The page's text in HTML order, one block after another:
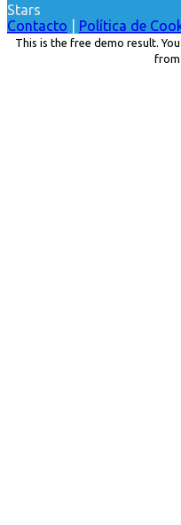
Stars
Contacto
Política de
This is the free demo result.
from